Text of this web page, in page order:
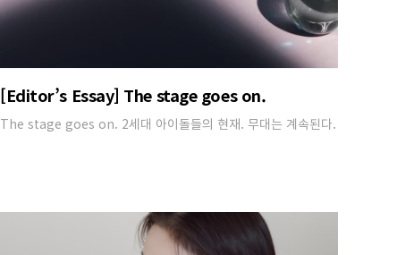
[Editor’s Essay] The stage goes on.
The stage goes on. 2세대 아이돌들의 현재. 무대는 계속된다.